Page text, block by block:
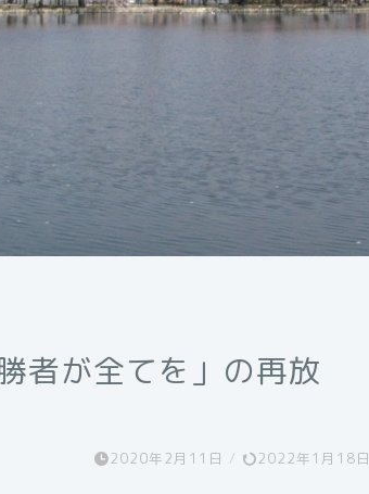
者が全てを」の再放
2020年2月11日 / 2022年1月18日